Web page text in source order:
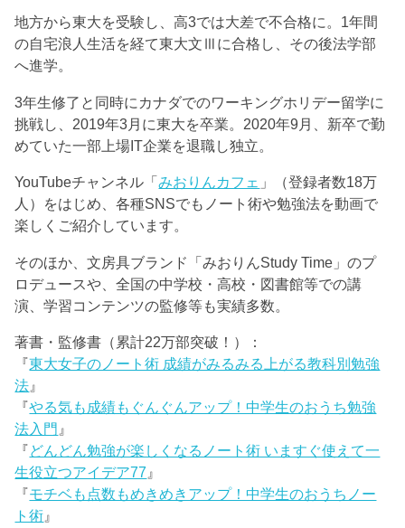
地方から東大を受験し、高3では大差で不合格に。1年間
の自宅浪人生活を経て東大文Ⅲに合格し、その後法学部
へ進学。
3年生修了と同時にカナダでのワーキングホリデー留学に
挑戦し、2019年3月に東大を卒業。2020年9月、新卒で勤
めていた一部上場IT企業を退職し独立。
YouTubeチャンネル「みおりんカフェ 」（登録者数18万
人）をはじめ、各種SNSでもノート術や勉強法を動画で
楽しくご紹介しています。
そのほか、文房具ブランド「みおりんStudy Time」のプ
ロデュースや、全国の中学校・高校・図書館等での講
演、学習コンテンツの監修等も実績多数。
著書・監修書（累計22万部突破！）：
『東大女子のノート術 成績がみるみる上がる教科別勉強
法 』
『やる気も成績もぐんぐんアップ！中学生のおうち勉強
法入門 』
『どんどん勉強が楽しくなるノート術 いますぐ使えて一
生役立つアイデア77 』
『モチベも点数もめきめきアップ！中学生のおうちノー
ト術 』